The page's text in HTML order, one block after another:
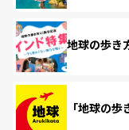
地球の歩き
「地球の